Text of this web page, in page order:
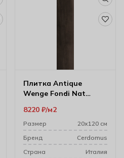
Плитка Antique
Wenge Fondi Nat
см 73002
8220 ₽ м2
Размер
20х120 см
Бренд
Cerdomus
Cтрана
Италия